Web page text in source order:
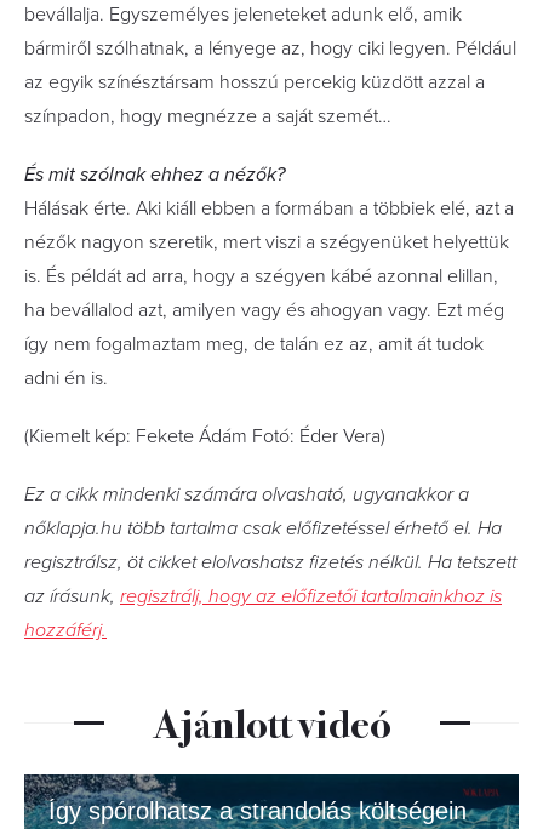
bevállalja. Egyszemélyes jeleneteket adunk elő, amik
bármiről szólhatnak, a lényege az, hogy ciki legyen. Például
az egyik színésztársam hosszú percekig küzdött azzal a
színpadon, hogy megnézze a saját szemét…
És mit szólnak ehhez a nézők?
Hálásak érte. Aki kiáll ebben a formában a többiek elé, azt a
nézők nagyon szeretik, mert viszi a szégyenüket helyettük
is. És példát ad arra, hogy a szégyen kábé azonnal elillan,
ha bevállalod azt, amilyen vagy és ahogyan vagy. Ezt még
így nem fogalmaztam meg, de talán ez az, amit át tudok
adni én is.
(Kiemelt kép: Fekete Ádám Fotó: Éder Vera)
Ez a cikk mindenki számára olvasható, ugyanakkor a
nőklapja.hu több tartalma csak előfizetéssel érhető el. Ha
regisztrálsz, öt cikket elolvashatsz fizetés nélkül. Ha tetszett
az írásunk, regisztrálj, hogy az előfizetői tartalmainkhoz is
hozzáférj.
Ajánlott videó
Így spórolhatsz a strandolás költségein